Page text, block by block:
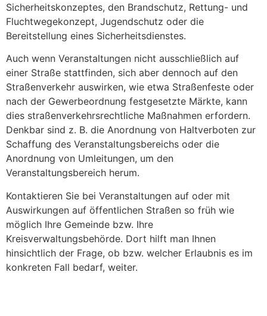
Sicherheitskonzeptes, den Brandschutz, Rettung- und
Fluchtwegekonzept, Jugendschutz oder die
Bereitstellung eines Sicherheitsdienstes.
Auch wenn Veranstaltungen nicht ausschließlich auf
einer Straße stattfinden, sich aber dennoch auf den
Straßenverkehr auswirken, wie etwa Straßenfeste oder
nach der Gewerbeordnung festgesetzte Märkte, kann
dies straßenverkehrsrechtliche Maßnahmen erfordern.
Denkbar sind z. B. die Anordnung von Haltverboten zur
Schaffung des Veranstaltungsbereichs oder die
Anordnung von Umleitungen, um den
Veranstaltungsbereich herum.
Kontaktieren Sie bei Veranstaltungen auf oder mit
Auswirkungen auf öffentlichen Straßen so früh wie
möglich Ihre Gemeinde bzw. Ihre
Kreisverwaltungsbehörde. Dort hilft man Ihnen
hinsichtlich der Frage, ob bzw. welcher Erlaubnis es im
konkreten Fall bedarf, weiter.